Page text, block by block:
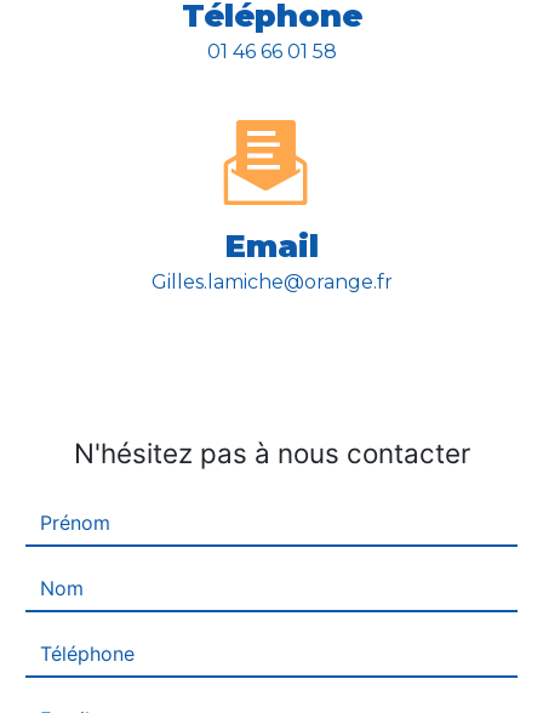
Téléphone
01 46 66 01 58
Email
gilles.lamiche@orange.fr
N'hésitez pas à nous contacter